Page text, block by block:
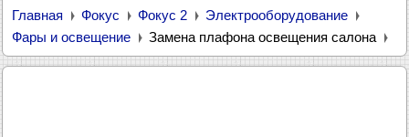
Главная Фокус Фокус 2
Электрооборудование
Фары и освещение
Замена плафона освещения салона